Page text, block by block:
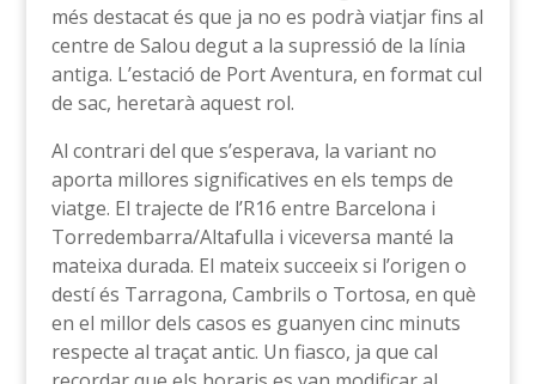
més destacat és que ja no es podrà viatjar fins al
centre de Salou degut a la supressió de la línia
antiga. L’estació de Port Aventura, en format cul
de sac, heretarà aquest rol.
Al contrari del que s’esperava, la variant no
aporta millores significatives en els temps de
viatge. El trajecte de l’R16 entre Barcelona i
Torredembarra/Altafulla i viceversa manté la
mateixa durada. El mateix succeeix si l’origen o
destí és Tarragona, Cambrils o Tortosa, en què
en el millor dels casos es guanyen cinc minuts
respecte al traçat antic. Un fiasco, ja que cal